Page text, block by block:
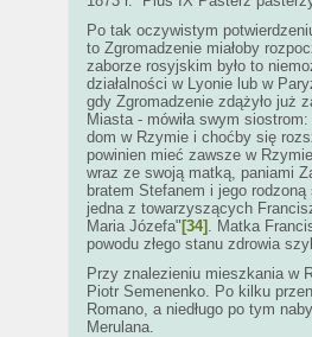
Po tak oczywistym
to Zgromadzenie miałoby
zaborze rosyjskim było to
działalności w Lyonie lub w
gdy Zgromadzenie zdążyło już
Miasta - mówiła swym
dom w Rzymie i choćby się
powinien mieć zawsze w
wraz ze swoją matką, paniami
bratem Stefanem i jego
jedna z towarzyszących
Maria Józefa" [34] . Matka
powodu złego stanu zdrowia
Przy znalezieniu mieszkania w
Piotr Semenenko. Po kilku
Romano, a niedługo po tym
Merulana.